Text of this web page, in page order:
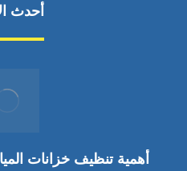
أحدث
أهمية تنظيف خزانات